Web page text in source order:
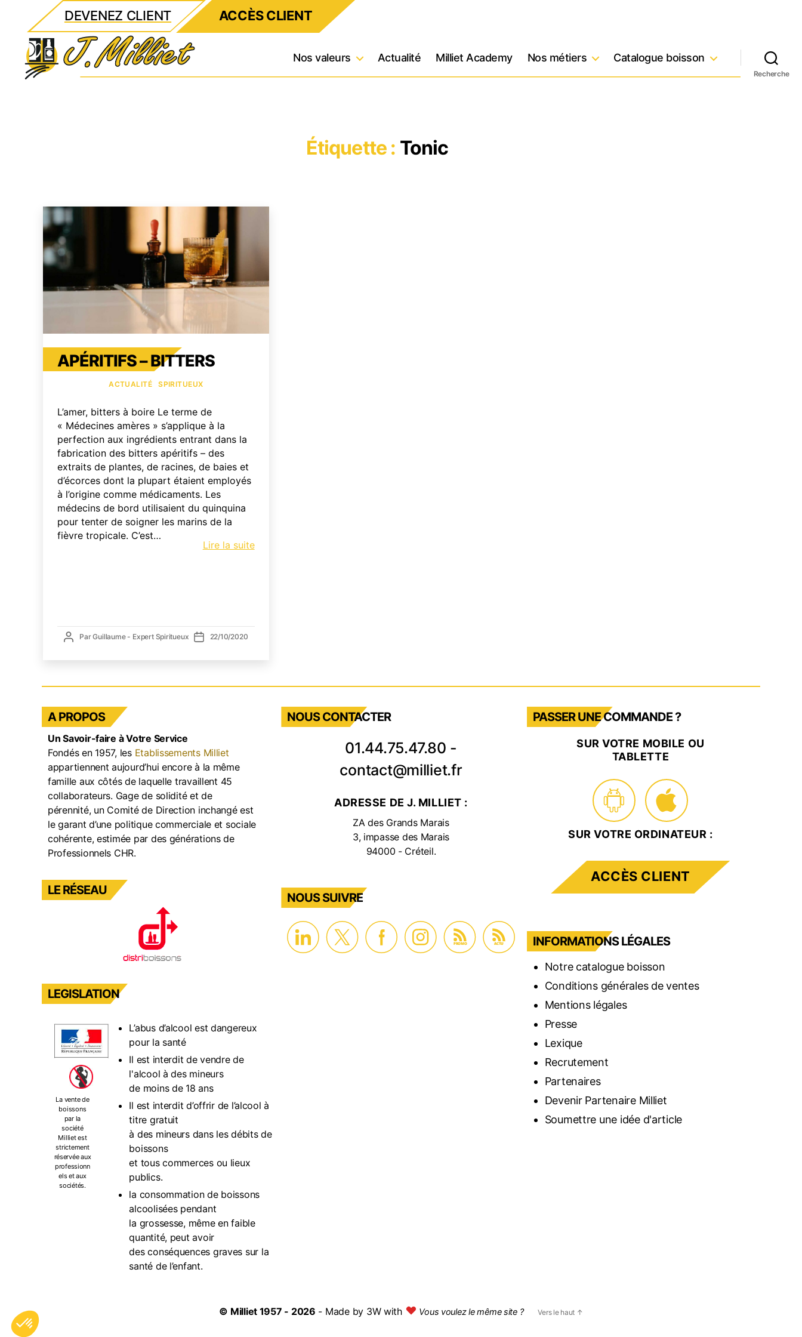
DEVENEZ CLIENT ACCÈS CLIENT
Nos valeurs Actualité Milliet Academy Nos métiers Catalogue boisson
Recherche
Étiquette : Tonic
APÉRITIFS – BITTERS
CatégoriesACTUALITÉ SPIRITUEUX
L’amer, bitters à boire Le terme de
« Médecines amères » s’applique à la
perfection aux ingrédients entrant dans la
fabrication des bitters apéritifs – des
extraits de plantes, de racines, de baies et
d’écorces dont la plupart étaient employés
à l’origine comme médicaments. Les
médecins de bord utilisaient du quinquina
pour tenter de soigner les marins de la
fièvre tropicale. C’est…
Lire la suiteApéritifs
AuteurParGuillaume - Expert Spiritueux Date
22/10/2020
A PROPOS
Un Savoir-faire à Votre Service
Fondés en 1957, les Etablissements Milliet
appartiennent aujourd’hui encore à la même
famille aux côtés de laquelle travaillent 45
collaborateurs. Gage de solidité et de
pérennité, un Comité de Direction inchangé est
le garant d’une politique commerciale et sociale
cohérente, estimée par des générations de
Professionnels CHR.
LE RÉSEAU
LEGISLATION
La vente de
boissons
par la
société
Milliet est
strictement
réservée aux
professionn
els et aux
sociétés.
L’abus d’alcool est dangereux
pour la santé
Il est interdit de vendre de
l'alcool à des mineurs
de moins de 18 ans
Il est interdit d’offrir de l’alcool à
titre gratuit
à des mineurs dans les débits de
boissons
et tous commerces ou lieux
publics.
la consommation de boissons
alcoolisées pendant
la grossesse, même en faible
quantité, peut avoir
des conséquences graves sur la
santé de l’enfant.
NOUS CONTACTER
01.44.75.47.80 -
contact@milliet.fr
ADRESSE DE J. MILLIET :
ZA des Grands Marais
3, impasse des Marais
94000 - Créteil.
NOUS SUIVRE
PROMO ACTU
PASSER UNE COMMANDE ?
SUR VOTRE MOBILE OU
TABLETTE
SUR VOTRE ORDINATEUR :
ACCÈS CLIENT
INFORMATIONS LÉGALES
Notre catalogue boisson
Conditions générales de ventes
Mentions légales
Presse
Lexique
Recrutement
Partenaires
Devenir Partenaire Milliet
Soumettre une idée d'article
© Milliet 1957 - 2026 - Made by 3W with Vous voulez le même site ? Vers le haut ↑